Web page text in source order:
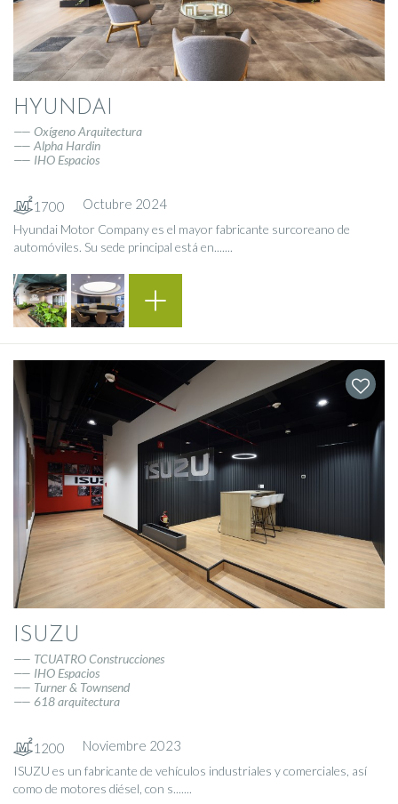
HYUNDAI
Oxígeno Arquitectura
Alpha Hardin
IHO Espacios
1700 Octubre 2024
Hyundai Motor Company es el mayor fabricante surcoreano de
automóviles. Su sede principal está en.......
ISUZU
TCUATRO Construcciones
IHO Espacios
Turner & Townsend
618 arquitectura
1200 Noviembre 2023
ISUZU es un fabricante de vehículos industriales y comerciales, así
como de motores diésel, con s.......